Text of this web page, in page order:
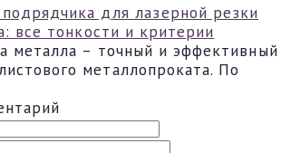
для лазерной резки
все тонкости и критерии
металла – точный и эффективный
металлопроката. По